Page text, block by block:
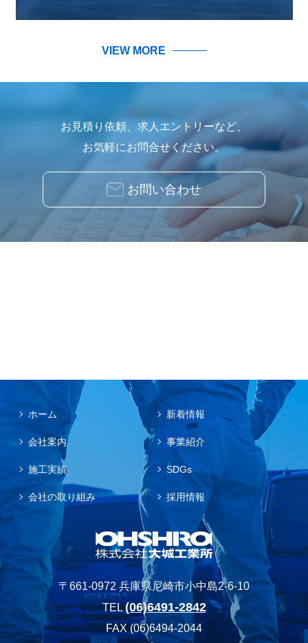
VIEW MORE
お見積り依頼、求人エントリーなど、
お気軽にお問合せください。
お問い合わせ
ホーム 新着情報
会社案内 事業紹介
施工実績 SDGs
会社の取り組み 採用情報
〒661-0972 兵庫県尼崎市小中島2-6-10
TEL(06)6491-2842
FAX (06)6494-2044